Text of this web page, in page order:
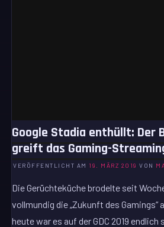
Google Stadia enthüllt: Der
greift das Gaming-
VERÖFFENTLICHT AM 19. MÄRZ 2019 VON
Die Gerüchteküche brodelte seit
vollmundig die „Zukunft des Gamings“
heute war es auf der GDC 2019